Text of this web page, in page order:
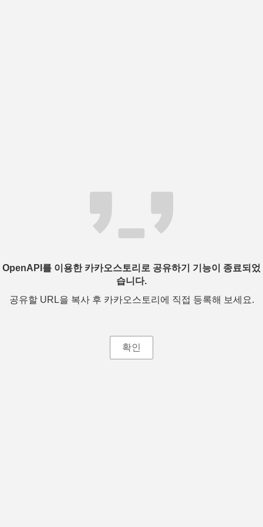
OpenAPI를 이용한 카카오스토리로 공유하기 기능이 종료되었
습니다.
공유할 URL을 복사 후 카카오스토리에 직접 등록해 보세요.
확인